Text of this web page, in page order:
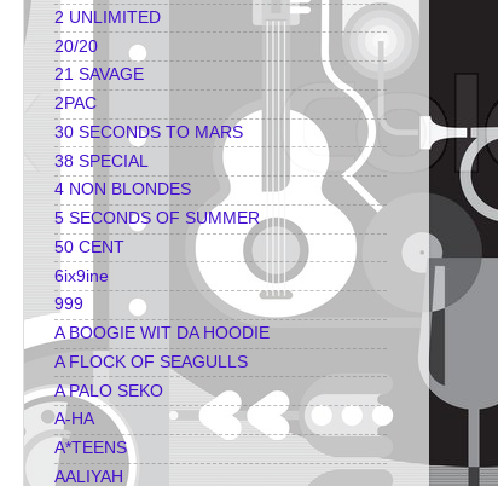
2 UNLIMITED
20/20
21 SAVAGE
2PAC
30 SECONDS TO MARS
38 SPECIAL
4 NON BLONDES
5 SECONDS OF SUMMER
50 CENT
6ix9ine
999
A BOOGIE WIT DA HOODIE
A FLOCK OF SEAGULLS
A PALO SEKO
A-HA
A*TEENS
AALIYAH